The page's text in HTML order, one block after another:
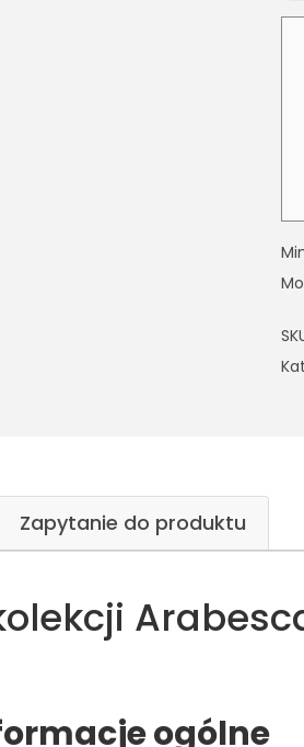
Zapytanie do produktu
ogólne